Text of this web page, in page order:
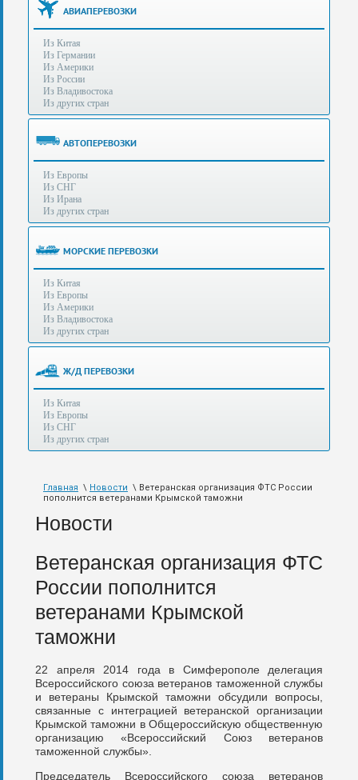
(495)
788-
Бесплатные
консультации
(Без
выходных
8:00
до
21:30)
Таможенное
оформление
грузов
аэропортах
Москвы
Шереметьево,
Внуково,
также
авиа,
железной
дороге.
96-62
+7 (925) 104-
15-94
e-mail:info@s-standard.ru
АВИАПЕРЕВОЗКИ
Из Китая
Из Германии
Из Америки
Из России
Из Владивостока
Из других стран
АВТОПЕРЕВОЗКИ
Из Европы
Из СНГ
Из Ирана
Из других стран
МОРСКИЕ ПЕРЕВОЗКИ
Из Китая
Из Европы
Из Америки
Из Владивостока
Из других стран
Ж/Д ПЕРЕВОЗКИ
Из Китая
Из Европы
Из СНГ
Из других стран
Главная \ Новости \ Ветеранская организация ФТС России
пополнится ветеранами Крымской таможни
Новости
Ветеранская организация ФТС
России пополнится
ветеранами Крымской
таможни
22 апреля 2014 года в Симферополе делегация
Всероссийского союза ветеранов таможенной службы
и ветераны Крымской таможни обсудили вопросы,
связанные с интеграцией ветеранской организации
Крымской таможни в Общероссийскую общественную
организацию «Всероссийский Союз ветеранов
таможенной службы».
Председатель Всероссийского союза ветеранов